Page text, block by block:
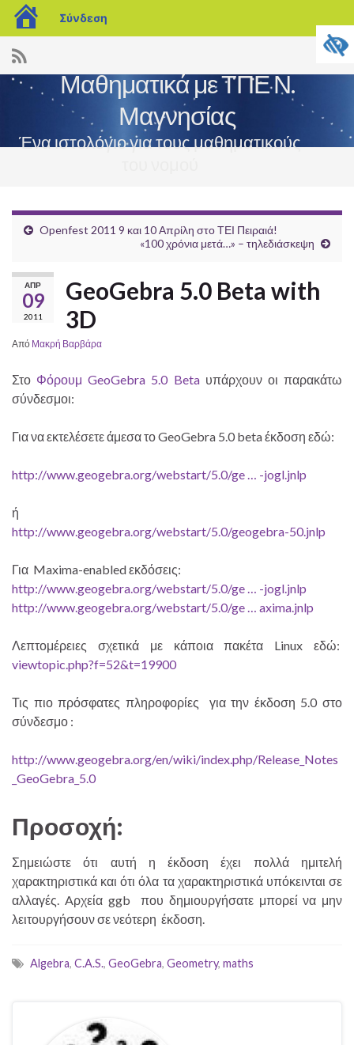
blogs.sch.gr
Σύνδεση
Μαθηματικά με ΤΠΕ Ν.
Μαγνησίας
Ένα ιστολόγιο για τους μαθηματικούς
Openfest 2011 9 και 10 Απρίλη στο ΤΕΙ Πειραιά!
«100 χρόνια μετά…» – τηλεδιάσκεψη
ΑΠΡ
09
2011
GeoGebra 5.0 Beta with
3D
Από Μακρή Βαρβάρα
Στο Φόρουμ GeoGebra 5.0 Betaυπάρχουν οι παρακάτω
σύνδεσμοι:
Για να εκτελέσετε άμεσα το GeoGebra 5.0 beta έκδοση εδώ:
http://www.geogebra.org/webstart/5.0/ge … -jogl.jnlp
ή
http://www.geogebra.org/webstart/5.0/geogebra-50.jnlp
Για Maxima-enabled εκδόσεις:
http://www.geogebra.org/webstart/5.0/ge … -jogl.jnlp
http://www.geogebra.org/webstart/5.0/ge … axima.jnlp
Λεπτομέρειες σχετικά με κάποια πακέτα Linux εδώ:
viewtopic.php?f=52&t=19900
Τις πιο πρόσφατες πληροφορίες για την έκδοση 5.0 στο
σύνδεσμο :
http://www.geogebra.org/en/wiki/index.php/Release_Notes
_GeoGebra_5.0
Προσοχή:
Σημειώστε ότι αυτή η έκδοση έχει πολλά ημιτελή
χαρακτηριστικά και ότι όλα τα χαρακτηριστικά υπόκεινται σε
αλλαγές. Aρχεία ggb που δημιουργήσατε μπορεί να μην
λειτουργήσουν σε νεότερη έκδοση.
Algebra, C.A.S., GeoGebra, Geometry, maths